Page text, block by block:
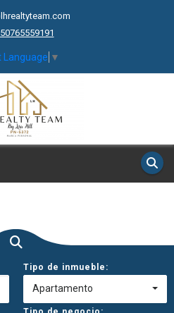
Language ▼
Tipo de inmueble:
Apartamento